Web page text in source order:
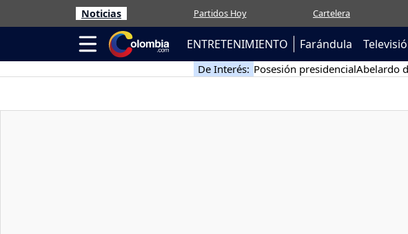
Noticias Partidos Hoy Cartelera
ENTRETENIMIENTO Farándula
De Interés: Posesión presidencialAbelardo